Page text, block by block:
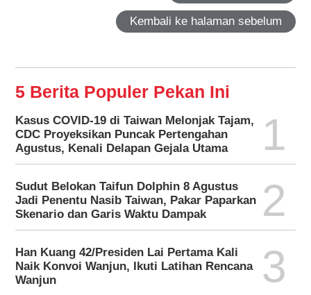
Kembali ke halaman sebelum
5 Berita Populer Pekan Ini
Kasus COVID-19 di Taiwan Melonjak Tajam,
CDC Proyeksikan Puncak Pertengahan
Agustus, Kenali Delapan Gejala Utama
1
Sudut Belokan Taifun Dolphin 8 Agustus
Jadi Penentu Nasib Taiwan, Pakar Paparkan
Skenario dan Garis Waktu Dampak
2
Han Kuang 42/Presiden Lai Pertama Kali
Naik Konvoi Wanjun, Ikuti Latihan Rencana
Wanjun
3